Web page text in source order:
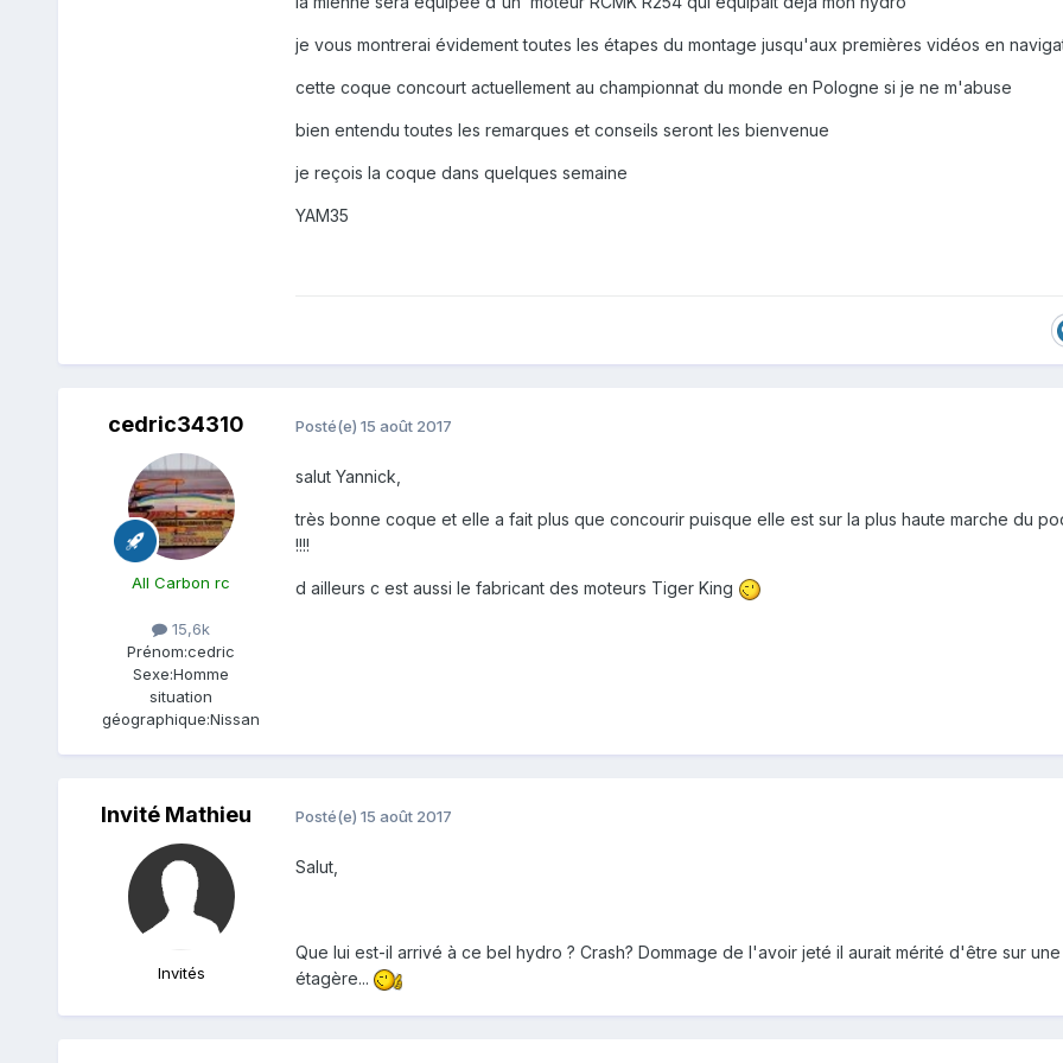
je vous montrerai évidement toutes les étapes du montage jusqu'aux premières vidéos en
cette coque concourt actuellement au championnat du monde en Pologne si je ne m'abuse
bien entendu toutes les remarques et conseils seront les bienvenue
je reçois la coque dans quelques semaine
YAM35
cedric34310
All Carbon rc
15,6k
Prénom:cedric
Sexe:Homme
situation
géographique:Nissan
Posté(e) 15 août 2017
salut Yannick,
très bonne coque et elle a fait plus que concourir puisque elle est sur la plus haute marche du
!!!!
d ailleurs c est aussi le fabricant des moteurs Tiger King
Invité Mathieu
Invités
Posté(e) 15 août 2017
Salut,
Que lui est-il arrivé à ce bel hydro ? Crash? Dommage de l'avoir jeté il aurait mérité d'être sur une
étagère...